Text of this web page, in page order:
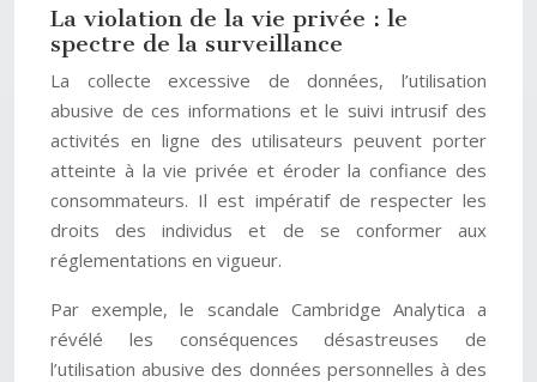
La violation de la vie privée : le
spectre de la surveillance
La collecte excessive de données, l’utilisation
abusive de ces informations et le suivi intrusif des
activités en ligne des utilisateurs peuvent porter
atteinte à la vie privée et éroder la confiance des
consommateurs. Il est impératif de respecter les
droits des individus et de se conformer aux
réglementations en vigueur.
Par exemple, le scandale Cambridge Analytica a
révélé les conséquences désastreuses de
l’utilisation abusive des données personnelles à des